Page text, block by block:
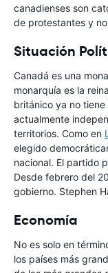
canadienses son
de protestantes y
Situación
Canadá es una
monarquía es la
británico ya no
actualmente
territorios. Como en
elegido
nacional. El partido
Desde febrero del
gobierno. Stephen
Economía
No es solo en
los países más